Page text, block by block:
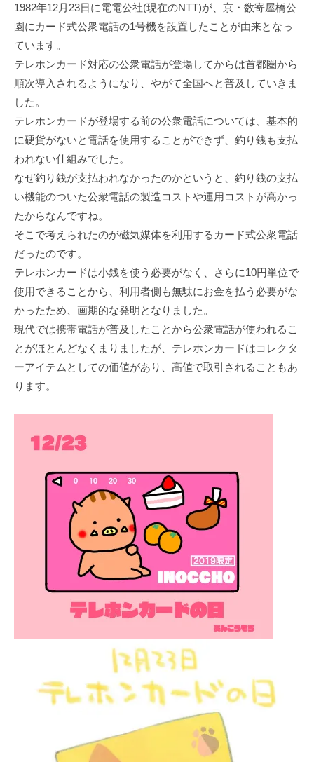
1982年12月23日に電電公社(現在のNTT)が、京・数寄屋橋公
園にカード式公衆電話の1号機を設置したことが由来となっ
ています。
テレホンカード対応の公衆電話が登場してからは首都圏から
順次導入されるようになり、やがて全国へと普及していきま
した。
テレホンカードが登場する前の公衆電話については、基本的
に硬貨がないと電話を使用することができず、釣り銭も支払
われない仕組みでした。
なぜ釣り銭が支払われなかったのかというと、釣り銭の支払
い機能のついた公衆電話の製造コストや運用コストが高かっ
たからなんですね。
そこで考えられたのが磁気媒体を利用するカード式公衆電話
だったのです。
テレホンカードは小銭を使う必要がなく、さらに10円単位で
使用できることから、利用者側も無駄にお金を払う必要がな
かったため、画期的な発明となりました。
現代では携帯電話が普及したことから公衆電話が使われるこ
とがほとんどなくまりましたが、テレホンカードはコレクタ
ーアイテムとしての価値があり、高値で取引されることもあ
ります。